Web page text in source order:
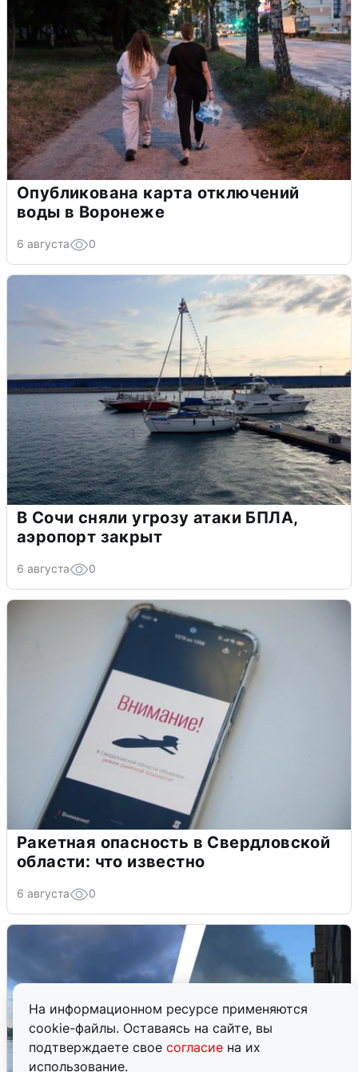
На информационном ресурсе применяются
cookie-файлы. Оставаясь на сайте, вы
подтверждаете свое согласие на их
использование.
Опубликована карта отключений
воды в Воронеже
6 августа 0
В Сочи сняли угрозу атаки БПЛА,
аэропорт закрыт
6 августа 0
Ракетная опасность в Свердловской
области: что известно
6 августа 0